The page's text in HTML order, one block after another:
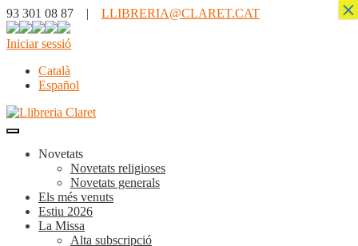
93 301 08 87 | LLIBRERIA@CLARET.CAT
Iniciar sessió
Català
Español
Novetats
Novetats religioses
Novetats generals
Els més venuts
Estiu 2026
La Missa
Alta subscripció
×